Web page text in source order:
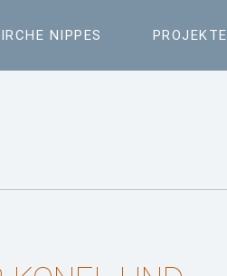
NIPPES PROJEKTE